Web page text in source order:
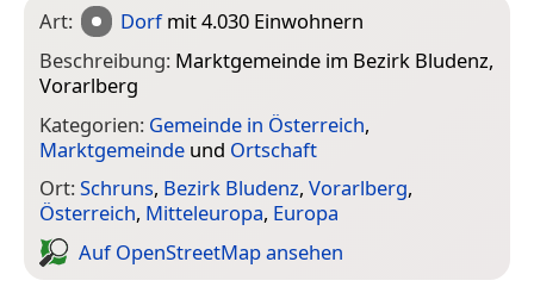
Art: Dorfmit 4.030 Einwohnern
Beschreibung: Marktgemeinde im Bezirk Bludenz,
Vorarlberg
Kategorien: Gemeinde in Österreich,
Marktgemeinde und Ortschaft
Ort:Schruns, Bezirk Bludenz, Vorarlberg,
Österreich, Mitteleuropa, Europa
Auf Open­Street­Map ansehen